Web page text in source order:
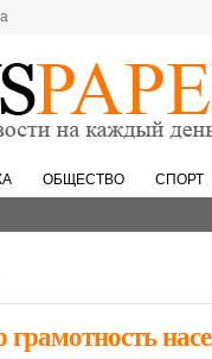
ОБЩЕСТВО СПОРТ